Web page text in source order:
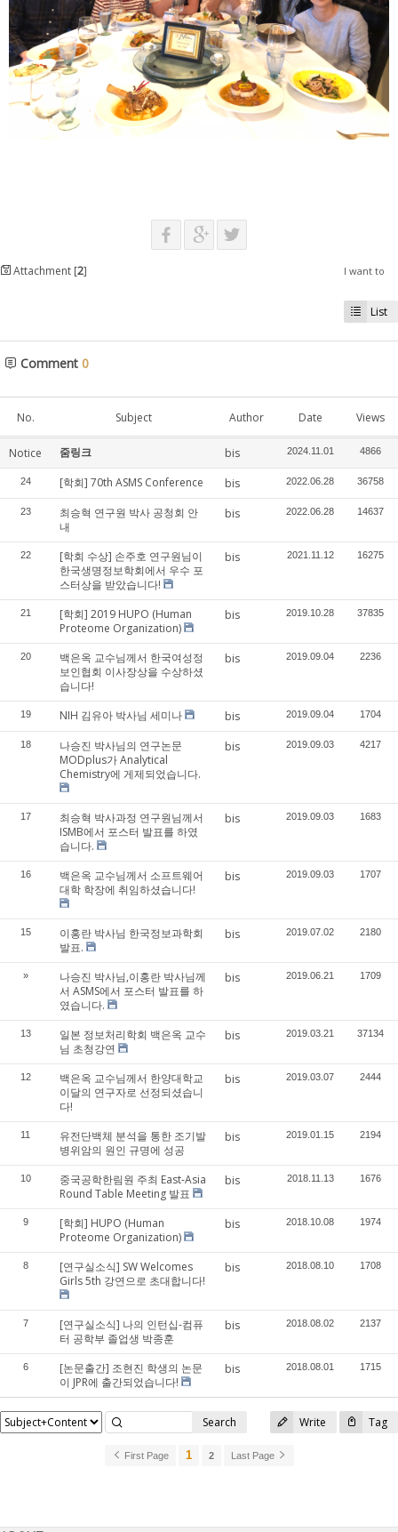
Attachment [2] I want to
List
Comment 0
No. Subject Author Date Views
Notice 줌링크 bis 2024.11.01 4866
24 [학회] 70th ASMS Conference bis 2022.06.28 36758
23
최승혁 연구원 박사 공청회 안
내
bis 2022.06.28 14637
22
[학회 수상] 손주호 연구원님이
한국생명정보학회에서 우수 포
스터상을 받았습니다!
bis 2021.11.12 16275
21
[학회] 2019 HUPO (Human
Proteome Organization)
bis 2019.10.28 37835
20
백은옥 교수님께서 한국여성정
보인협회 이사장상을 수상하셨
습니다!
bis 2019.09.04 2236
19 NIH 김유아 박사님 세미나 bis 2019.09.04 1704
18
나승진 박사님의 연구논문
MODplus가 Analytical
Chemistry에 게제되었습니다.
bis 2019.09.03 4217
17
최승혁 박사과정 연구원님께서
ISMB에서 포스터 발표를 하였
습니다.
bis 2019.09.03 1683
16
백은옥 교수님께서 소프트웨어
대학 학장에 취임하셨습니다!
bis 2019.09.03 1707
15
이홍란 박사님 한국정보과학회
발표.
bis 2019.07.02 2180
»
나승진 박사님,이홍란 박사님께
서 ASMS에서 포스터 발표를 하
였습니다.
bis 2019.06.21 1709
13
일본 정보처리학회 백은옥 교수
님 초청강연
bis 2019.03.21 37134
12
백은옥 교수님께서 한양대학교
이달의 연구자로 선정되셨습니
다!
bis 2019.03.07 2444
11
유전단백체 분석을 통한 조기발
병위암의 원인 규명에 성공
bis 2019.01.15 2194
10
중국공학한림원 주최 East-Asia
Round Table Meeting 발표
bis 2018.11.13 1676
9
[학회] HUPO (Human
Proteome Organization)
bis 2018.10.08 1974
8
[연구실소식] SW Welcomes
Girls 5th 강연으로 초대합니다!
bis 2018.08.10 1708
7
[연구실소식] 나의 인턴십-컴퓨
터 공학부 졸업생 박종훈
bis 2018.08.02 2137
6
[논문출간] 조현진 학생의 논문
이 JPR에 출간되었습니다!
bis 2018.08.01 1715
Write Tag
Search
First Page 1 2 Last Page